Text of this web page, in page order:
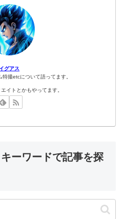
グアス
撮etcについて語ってます。
イトとかもやってます。
ーワードで記事を探